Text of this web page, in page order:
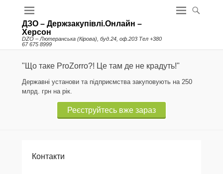
ДЗО – Держзакупівлі.Онлайн –
Херсон
DZO – Лютеранська (Кірова), буд.24, оф.203 Тел +380
67 675 8999
"Що таке ProZorro?! Це там де не крадуть!"
Державні установи та підприємства закуповують на 250
млрд. грн на рік.
Реєструйтесь вже зараз
Контакти